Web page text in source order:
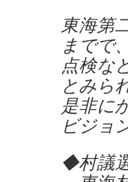
東海第
までで
点検な
とみら
是非に
ビジョ
◆村議